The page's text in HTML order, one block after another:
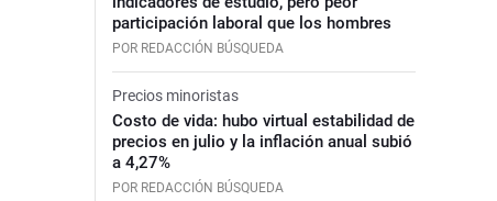
participación laboral que los hombres
POR REDACCIÓN BÚSQUEDA
Precios minoristas
Costo de vida: hubo virtual estabilidad de
precios en julio y la inflación anual subió
a 4,27%
POR REDACCIÓN BÚSQUEDA